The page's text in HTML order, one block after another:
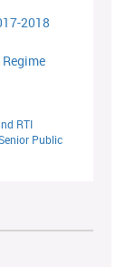
2018
RTI
Public